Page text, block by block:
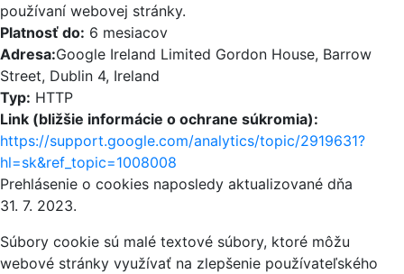
používaní webovej stránky.
Platnosť do: 6 mesiacov
Adresa:Google Ireland Limited Gordon House, Barrow
Street, Dublin 4, Ireland
Typ: HTTP
Link (bližšie informácie o ochrane súkromia):
https://support.google.com/analytics/topic/2919631?
hl=sk&ref_topic=1008008
Prehlásenie o cookies naposledy aktualizované dňa
31. 7. 2023.
Súbory cookie sú malé textové súbory, ktoré môžu
webové stránky využívať na zlepšenie používateľského